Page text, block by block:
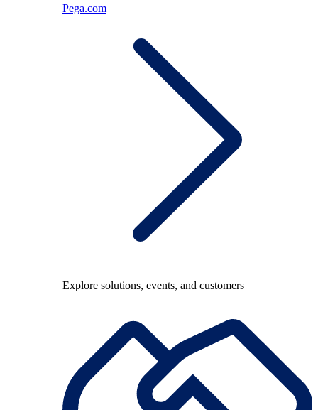
Pega.com
Explore solutions, events, and customers